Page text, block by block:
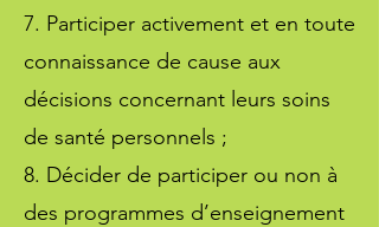
7. Participer activement et en toute
connaissance de cause aux
décisions concernant leurs soins
de santé personnels ;
8. Décider de participer ou non à
des programmes d’enseignement